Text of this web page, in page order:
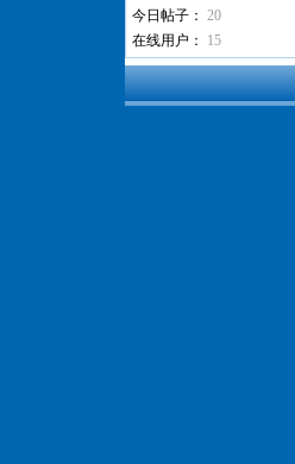
今日帖子： 20
在线用户： 15